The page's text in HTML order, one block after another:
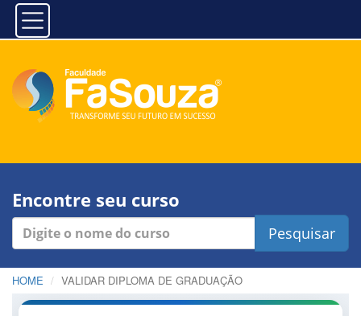
Encontre seu curso
Pesquisar
HOME VALIDAR DIPLOMA DE GRADUAÇÃO